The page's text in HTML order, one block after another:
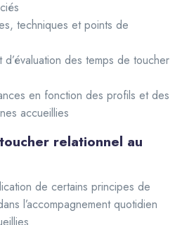
techniques et points de
des temps de toucher
en fonction des profils et des
accueillies
relationnel au
de certains principes de
l’accompagnement quotidien